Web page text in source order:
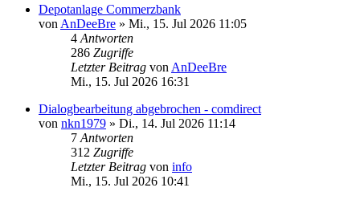
Depotanlage Commerzbank
von AnDeeBre » Mi., 15. Jul 2026 11:05
4 Antworten
286 Zugriffe
Letzter Beitrag von AnDeeBre
Mi., 15. Jul 2026 16:31
Dialogbearbeitung abgebrochen - comdirect
von nkn1979 » Di., 14. Jul 2026 11:14
7 Antworten
312 Zugriffe
Letzter Beitrag von info
Mi., 15. Jul 2026 10:41